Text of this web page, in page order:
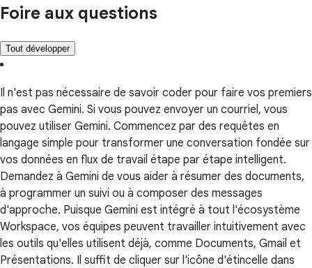
Foire aux questions
Tout développer
Il n'est pas nécessaire de savoir coder pour faire vos premiers
pas avec Gemini. Si vous pouvez envoyer un courriel, vous
pouvez utiliser Gemini. Commencez par des requêtes en
langage simple pour transformer une conversation fondée sur
vos données en flux de travail étape par étape intelligent.
Demandez à Gemini de vous aider à résumer des documents,
à programmer un suivi ou à composer des messages
d'approche. Puisque Gemini est intégré à tout l'écosystème
Workspace, vos équipes peuvent travailler intuitivement avec
les outils qu'elles utilisent déjà, comme Documents, Gmail et
Présentations. Il suffit de cliquer sur l'icône d'étincelle dans